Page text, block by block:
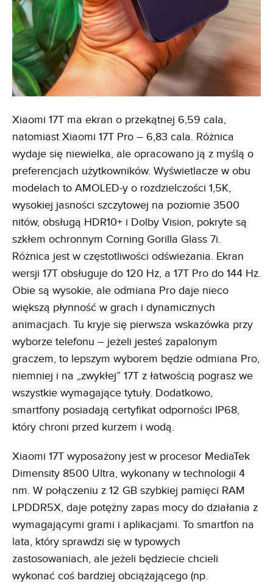
Xiaomi 17T ma ekran o przekątnej 6,59 cala,
natomiast Xiaomi 17T Pro – 6,83 cala. Różnica
wydaje się niewielka, ale opracowano ją z myślą o
preferencjach użytkowników. Wyświetlacze w obu
modelach to AMOLED-y o rozdzielczości 1,5K,
wysokiej jasności szczytowej na poziomie 3500
nitów, obsługą HDR10+ i Dolby Vision, pokryte są
szkłem ochronnym Corning Gorilla Glass 7i.
Różnica jest w częstotliwości odświeżania. Ekran
wersji 17T obsługuje do 120 Hz, a 17T Pro do 144 Hz.
Obie są wysokie, ale odmiana Pro daje nieco
większą płynność w grach i dynamicznych
animacjach. Tu kryje się pierwsza wskazówka przy
wyborze telefonu – jeżeli jesteś zapalonym
graczem, to lepszym wyborem będzie odmiana Pro,
niemniej i na „zwykłej” 17T z łatwością pograsz we
wszystkie wymagające tytuły. Dodatkowo,
smartfony posiadają certyfikat odporności IP68,
który chroni przed kurzem i wodą.
Xiaomi 17T wyposażony jest w procesor MediaTek
Dimensity 8500 Ultra, wykonany w technologii 4
nm. W połączeniu z 12 GB szybkiej pamięci RAM
LPDDR5X, daje potężny zapas mocy do działania z
wymagającymi grami i aplikacjami. To smartfon na
lata, który sprawdzi się w typowych
zastosowaniach, ale jeżeli będziecie chcieli
wykonać coś bardziej obciążającego (np.